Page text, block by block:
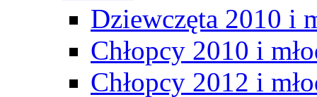
Dziewczęta 2010 i
Chłopcy 2010 i
Chłopcy 2012 i